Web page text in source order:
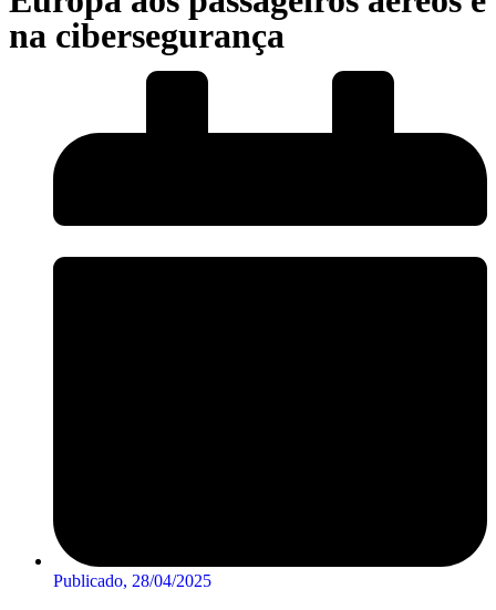
na cibersegurança
Publicado, 28/04/2025